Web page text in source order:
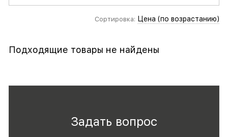
Сортировка: Цена (по возрастанию)
Подходящие товары не найдены
Задать вопрос